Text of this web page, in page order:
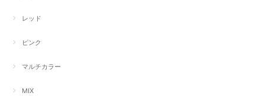
レッド
ピンク
マルチカラー
MIX